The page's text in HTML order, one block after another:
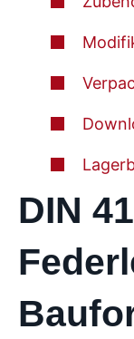
DIN